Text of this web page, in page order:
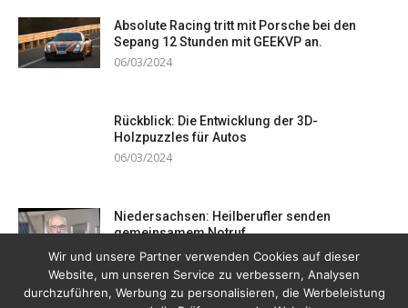
Absolute Racing tritt mit Porsche bei den
Sepang 12 Stunden mit GEEKVP an.
06/03/2024
Rückblick: Die Entwicklung der 3D-
Holzpuzzles für Autos
06/03/2024
Niedersachsen: Heilberufler senden
gemeinsamem Notruf
19/12/2023
Wir und unsere Partner verwenden Cookies auf dieser
Website, um unseren Service zu verbessern, Analysen
durchzuführen, Werbung zu personalisieren, die Werbeleistung